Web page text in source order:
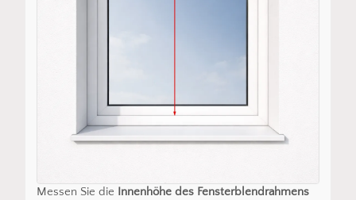
Messen Sie die Innenhöhe des Fensterblendrahmens